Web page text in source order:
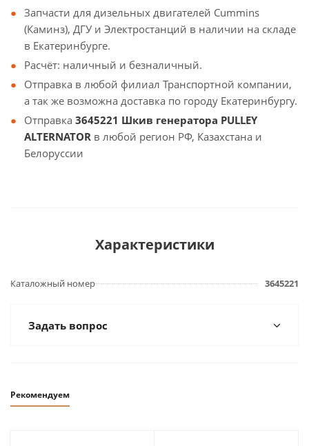
Запчасти для дизельных двигателей Cummins
(Каминз), ДГУ и Электростанций в наличии на складе
в Екатеринбурге.
Расчёт: наличный и безналичный.
Отправка в любой филиал Транспортной компании,
а так же возможна доставка по городу Екатеринбургу.
Отправка 3645221 Шкив генератора PULLEY
ALTERNATOR в любой регион РФ, Казахстана и
Белоруссии
Характеристики
Каталожный номер 3645221
Задать вопрос
Рекомендуем